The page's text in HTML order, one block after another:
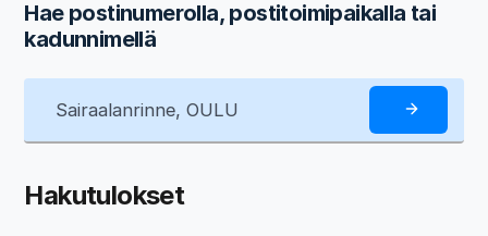
Hae postinumerolla, postitoimipaikalla tai
kadunnimellä
Hakutulokset